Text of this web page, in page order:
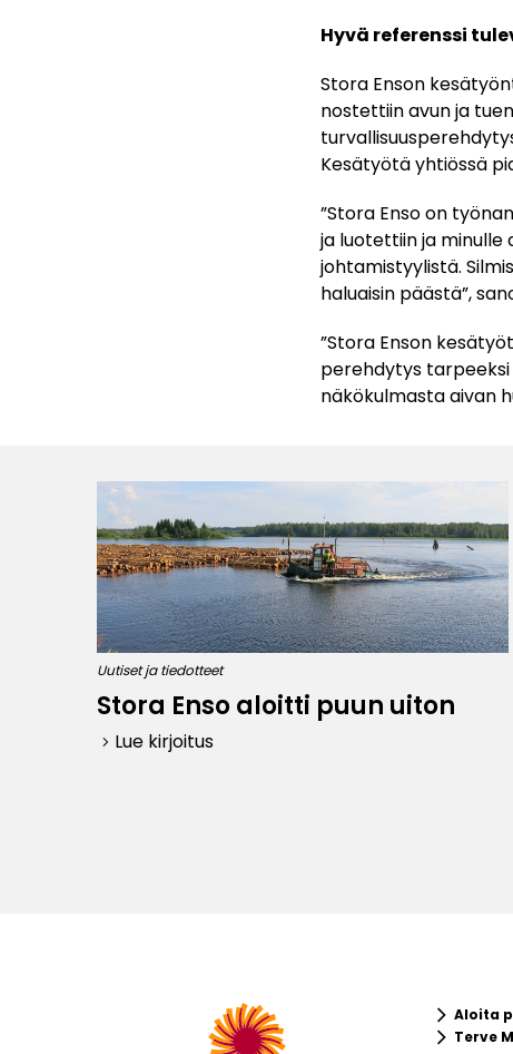
Hyvä referenssi
Stora Enson
nostettiin avun ja
Kesätyötä yhtiössä
”Stora Enso on
ja luotettiin ja minulle
johtamistyylistä.
haluaisin päästä”,
”Stora Enson
perehdytys tarpeeksi
näkökulmasta aivan
Uutiset ja tiedotteet
Stora Enso aloitti puun uiton
keyboard_arrow_right Lue kirjoitus
keyboard_arrow_rightAloita
keyboard_arrow_rightTerve